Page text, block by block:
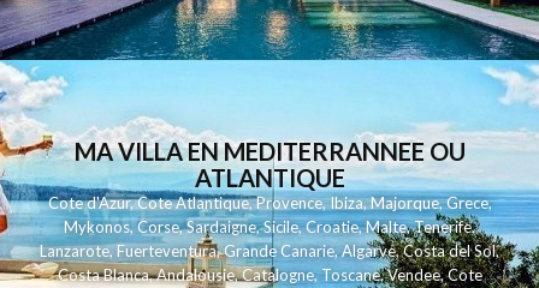
MA VILLA EN MEDITERRANNEE OU
ATLANTIQUE
Cote d'Azur,Cote Atlantique,Provence,Ibiza,Majorque,Grece,
Mykonos,Corse,Sardaigne,Sicile,Croatie,Malte,Tenerife,
Lanzarote,Fuerteventura,Grande Canarie,Algarve,Costa del Sol,
Costa Blanca,Andalousie,Catalogne,Toscane,Vendee,Cote